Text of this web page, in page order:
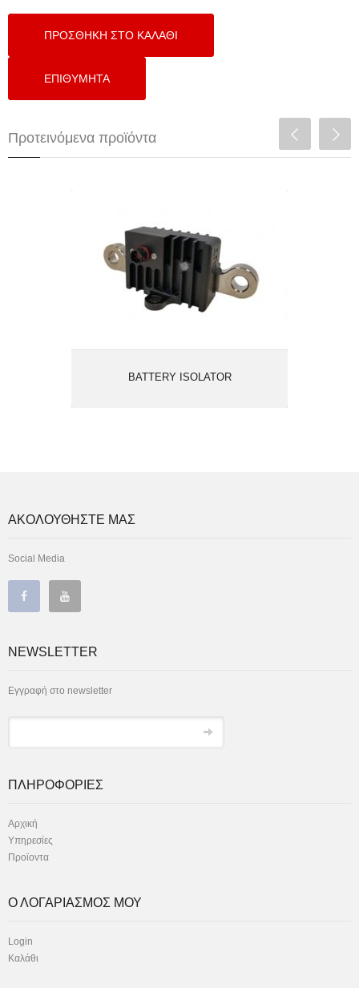
Προτεινόμενα προϊόντα
BATTERY ISOLATOR
ΑΚΟΛΟΥΘΗΣΤΕ ΜΑΣ
Social Media
NEWSLETTER
Εγγραφή στο newsletter
ΠΛΗΡΟΦΟΡΙΕΣ
Αρχική
Υπηρεσίες
Προϊοντα
Ο ΛΟΓΑΡΙΑΣΜΟΣ ΜΟΥ
Login
Καλάθι